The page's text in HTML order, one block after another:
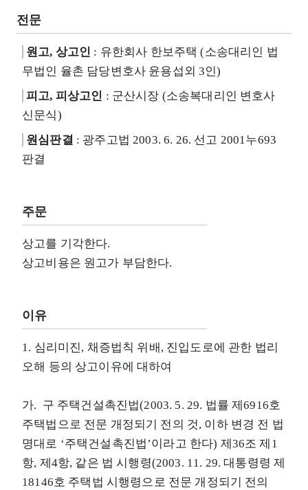
전문
원고, 상고인 : 유한회사 한보주택 (소송대리인 법
무법인 율촌 담당변호사 윤용섭외 3인)
피고, 피상고인 : 군산시장 (소송복대리인 변호사
신문식)
원심판결 : 광주고법 2003. 6. 26. 선고 2001누693
판결
주문
상고를 기각한다.
상고비용은 원고가 부담한다.
이유
1. 심리미진, 채증법칙 위배, 진입도로에 관한 법리
오해 등의 상고이유에 대하여
가. 구 주택건설촉진법(2003. 5. 29. 법률 제6916호
주택법으로 전문 개정되기 전의 것, 이하 변경 전 법
명대로 ‘주택건설촉진법’이라고 한다) 제36조 제1
항, 제4항, 같은 법 시행령(2003. 11. 29. 대통령령 제
18146호 주택법 시행령으로 전문 개정되기 전의